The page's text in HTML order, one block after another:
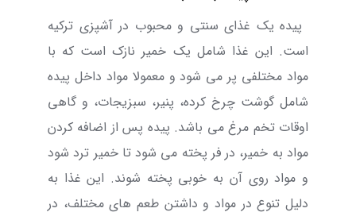
پیده یک غذای سنتی و محبوب در آشپزی ترکیه
است. این غذا شامل یک خمیر نازک است که با
مواد مختلفی پر می شود و معمولا مواد داخل پیده
شامل گوشت چرخ کرده، پنیر، سبزیجات، و گاهی
اوقات تخم مرغ می باشد. پیده پس از اضافه کردن
مواد به خمیر، در فر پخته می شود تا خمیر ترد شود
و مواد روی آن به خوبی پخته شوند. این غذا به
دلیل تنوع در مواد و داشتن طعم های مختلف، در